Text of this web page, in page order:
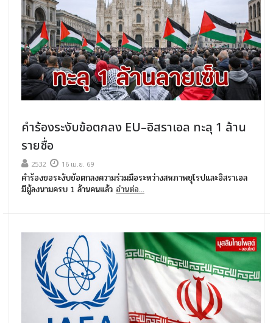
คำร้องระงับข้อตกลง EU–อิสราเอล ทะลุ 1 ล้าน
รายชื่อ
2532 16 เม.ย. 69
คำร้องขอระงับข้อตกลงความร่วมมือระหว่างสหภาพยุโรปและอิสราเอล
มีผู้ลงนามครบ 1 ล้านคนแล้ว อ่านต่อ...